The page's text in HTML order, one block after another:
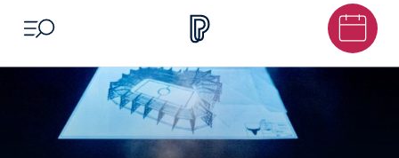
OUVRIR LE MENU